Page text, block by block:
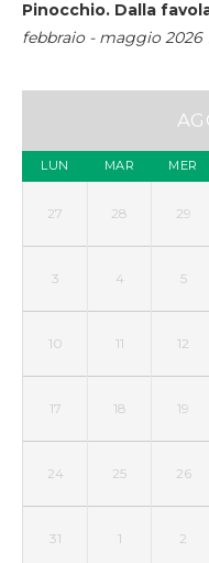
Pinocchio. Dalla
febbraio - maggio
LUN MAR MER
27 28 29
3 4 5
10 11 12
17 18 19
24 25 26
31 1 2